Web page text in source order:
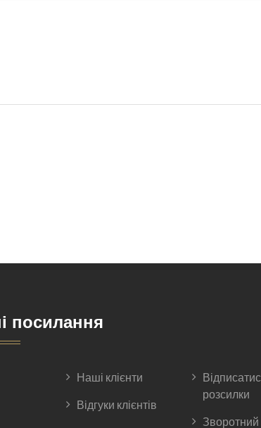
посилання
Наші клієнти
Відгуки клієнтів
розсилки
Зворотний